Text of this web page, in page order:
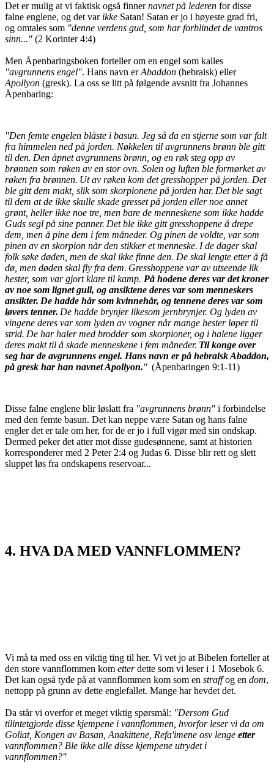
Det er mulig at vi faktisk også finnernavnet på lederen for disse
falne englene, og det varikke Satan! Satan er jo i høyeste grad fri,
og omtales som "denne verdens gud, som har forblindet de vantros
sinn..." (2 Korinter 4:4)
Men Åpenbaringsboken forteller om en engel som kalles
"avgrunnens engel". Hans navn erAbaddon (hebraisk) eller
Apollyon (gresk). La oss se litt på følgende avsnitt fra Johannes
Åpenbaring:
"Den femte engelen blåste i basun. Jeg så da en stjerne som var falt
fra himmelen ned på jorden. Nøkkelen til avgrunnens brønn ble gitt
til den. Den åpnet avgrunnens brønn, og en røk steg opp av
brønnen som røken av en stor ovn. Solen og luften ble formørket av
røken fra brønnen. Ut av røken kom det gresshopper på jorden. Det
ble gitt dem makt, slik som skorpionene på jorden har. Det ble sagt
til dem at de ikke skulle skade gresset på jorden eller noe annet
grønt, heller ikke noe tre, men bare de menneskene som ikke hadde
Guds segl på sine panner. Det ble ikke gitt gresshoppene å drepe
dem, men å pine dem i fem måneder. Og pinen de voldte, var som
pinen av en skorpion når den stikker et menneske. I de dager skal
folk søke døden, men de skal ikke finne den. De skal lengte etter å få
dø, men døden skal fly fra dem. Gresshoppene var av utseende lik
hester, som var gjort klare til kamp. På hodene deres var det kroner
av noe som lignet gull, og ansiktene deres var som menneskers
ansikter. De hadde hår som kvinnehår, og tennene deres var som
løvers tenner. De hadde brynjer likesom jernbrynjer. Og lyden av
vingene deres var som lyden av vogner når mange hester løper til
strid. De har haler med brodder som skorpioner, og i halene ligger
deres makt til å skade menneskene i fem måneder. Til konge over
seg har de avgrunnens engel. Hans navn er på hebraisk Abaddon,
på gresk har han navnet Apollyon." (Åpenbaringen 9:1-11)
Disse falne englene blir løslatt fra "avgrunnens brønn" i forbindelse
med den femte basun. Det kan neppe være Satan og hans falne
engler det er tale om her, for de er jo i full vigør med sin ondskap.
Dermed peker det atter mot disse gudesønnene, samt at historien
korresponderer med 2 Peter 2:4 og Judas 6. Disse blir rett og slett
sluppet løs fra ondskapens reservoar...
4. HVA DA MED VANNFLOMMEN?
Vi må ta med oss en viktig ting til her. Vi vet jo at Bibelen forteller at
den store vannflommen kom etterdette som vi leser i 1 Mosebok 6.
Det kan også tyde på at vannflommen kom som en straffog en dom,
nettopp på grunn av dette englefallet. Mange har hevdet det.
Da står vi overfor et meget viktig spørsmål: "Dersom Gud
tilintetgjorde disse kjempene i vannflommen, hvorfor leser vi da om
Goliat, Kongen av Basan, Anakittene, Refa'imene osv lenge etter
vannflommen? Ble ikke alle disse kjempene utrydet i
vannflommen?"